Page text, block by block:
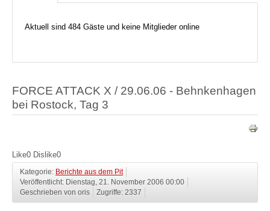
Aktuell sind 484 Gäste und keine Mitglieder online
FORCE ATTACK X / 29.06.06 - Behnkenhagen
bei Rostock, Tag 3
Like0 Dislike0
Kategorie: Berichte aus dem Pit
Veröffentlicht: Dienstag, 21. November 2006 00:00
Geschrieben von oris
Zugriffe: 2337